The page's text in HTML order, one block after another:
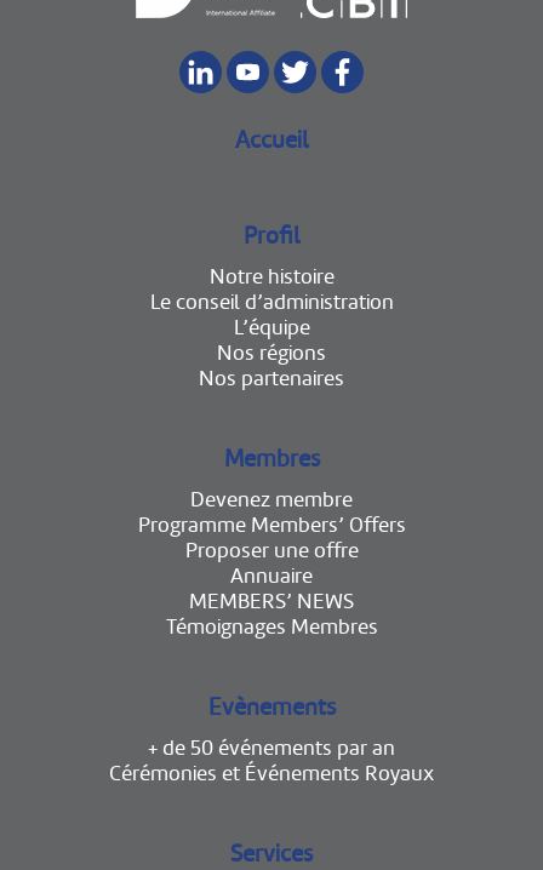
Accueil
Profil
Notre histoire
Le conseil d’administration
L’équipe
Nos régions
Nos partenaires
Membres
Devenez membre
Programme Members’ Offers
Proposer une offre
Annuaire
MEMBERS’ NEWS
Témoignages Membres
Evènements
+ de 50 événements par an
Cérémonies et Événements Royaux
Services